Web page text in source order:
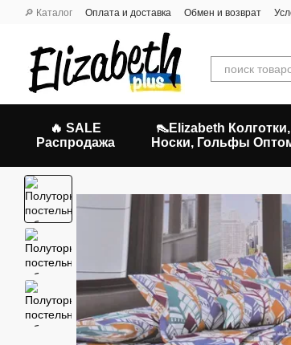
Перейти к основному контенту
🔎 Каталог Оплата и доставка Обмен и возврат
🔥 SALE
Распродажа
👠Elizabeth Колготки,
Носки, Гольфы